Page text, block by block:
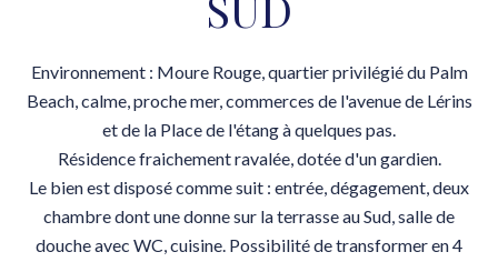
Environnement : Moure Rouge, quartier privilégié du Palm
Beach, calme, proche mer, commerces de l'avenue de Lérins
et de la Place de l'étang à quelques pas.
Résidence fraichement ravalée, dotée d'un gardien.
Le bien est disposé comme suit : entrée, dégagement, deux
chambre dont une donne sur la terrasse au Sud, salle de
douche avec WC, cuisine. Possibilité de transformer en 4